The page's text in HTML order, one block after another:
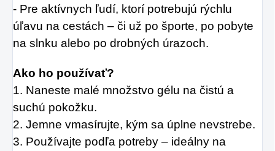
- Pre aktívnych ľudí, ktorí potrebujú rýchlu
úľavu na cestách – či už po športe, po pobyte
na slnku alebo po drobných úrazoch.
Ako ho používať?
1. Naneste malé množstvo gélu na čistú a
suchú pokožku.
2. Jemne vmasírujte, kým sa úplne nevstrebe.
3. Používajte podľa potreby – ideálny na